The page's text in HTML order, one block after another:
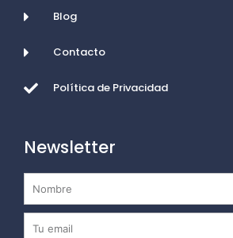
Blog
Contacto
Política de Privacidad
Newsletter
Nombre
Email